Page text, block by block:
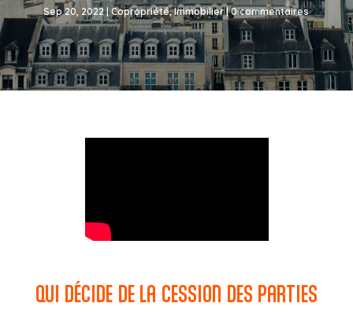
Sep 20, 2022|Copropriété,Immobilier|0 commentaires
QUI DÉCIDE DE LA CESSION DES PARTIES